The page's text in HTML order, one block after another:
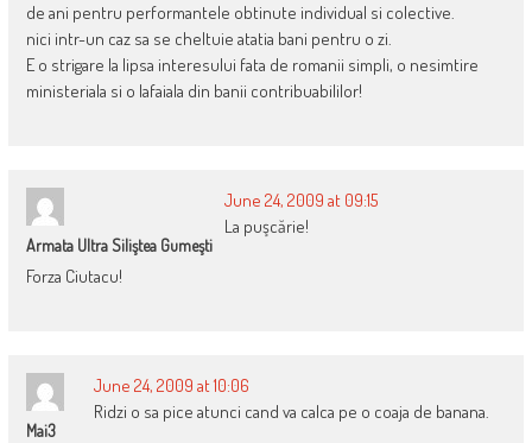
de ani pentru performantele obtinute individual si colective.
nici intr-un caz sa se cheltuie atatia bani pentru o zi.
E o strigare la lipsa interesului fata de romanii simpli, o nesimtire
ministeriala si o lafaiala din banii contribuabililor!
Armata Ultra Siliştea Gumeşti
June 24, 2009 at 09:15
La puşcărie!
Forza Ciutacu!
Mai3
June 24, 2009 at 10:06
Ridzi o sa pice atunci cand va calca pe o coaja de banana.